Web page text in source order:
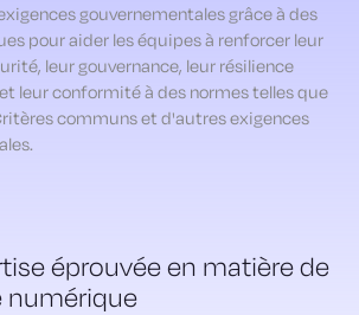
gouvernementales grâce à des
pour aider les équipes à renforcer leur
leur gouvernance, leur résilience
leur conformité à des normes telles que
communs et d'autres exigences
éprouvée en matière de